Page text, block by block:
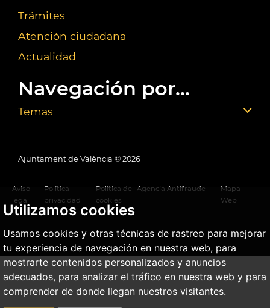
Utilizamos cookies
Usamos cookies y otras técnicas de rastreo para mejorar
tu experiencia de navegación en nuestra web, para
mostrarte contenidos personalizados y anuncios
adecuados, para analizar el tráfico en nuestra web y para
comprender de donde llegan nuestros visitantes.
Trámites
Atención ciudadana
Actualidad
Navegación por...
Temas
Ajuntament de València © 2026
Aviso
legal
Política
privacidad
Política de
cookies
Agencia Antifraude
Mapa
Web